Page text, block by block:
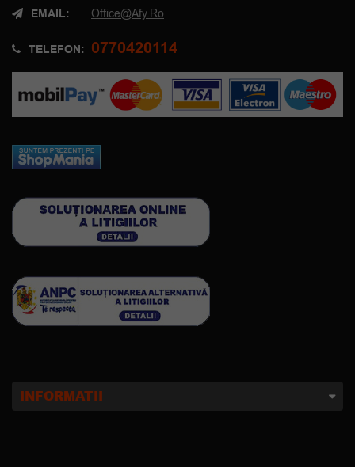
EMAIL: Office@afy.ro
TELEFON: 0770420114
INFORMATII